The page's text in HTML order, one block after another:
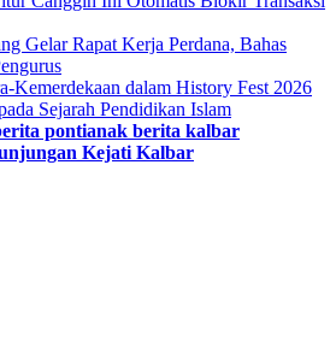
Gelar Rapat Kerja Perdana, Bahas
Kemerdekaan dalam History Fest 2026
Sejarah Pendidikan Islam
pontianak berita kalbar
Kejati Kalbar